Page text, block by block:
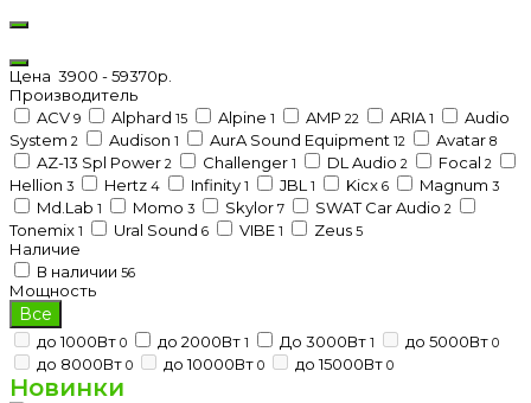
Цена 3900 -59370р.
Производитель
ACV 9 Alphard 15 Alpine 1 AMP 22 ARIA 1
Audio
System 2 Audison 1 AurA Sound Equipment 12 Avatar 8
AZ-13 Spl Power 2 Challenger 1 DL Audio 2 Focal 2
Hellion 3 Hertz 4 Infinity 1 JBL 1 Kicx 6 Magnum 3
Md.Lab 1 Momo 3 Skylor 7 SWAT Car Audio 2
Tonemix 1 Ural Sound 6 VIBE 1 Zeus 5
Наличие
В наличии 56
Мощность
Все
до 1000Вт 0 до 2000Вт 1 До 3000Вт 1 до 5000Вт 0
до 8000Вт 0 до 10000Вт 0 до 15000Вт 0
Новинки